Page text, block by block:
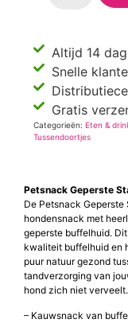
Altijd 14
Snelle
Gratis
Categorieën:Eten &
Tussendoortjes
Petsnack Geperste
De Petsnack
hondensnack met
geperste buffelhuid.
kwaliteit buffelhuid en
puur natuur gezond
tandverzorging van
hond zich niet verveelt.
– Kauwsnack van